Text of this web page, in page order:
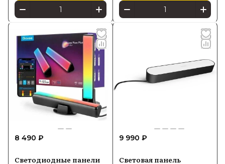
8 490 ₽
Светодиодные панели
9 990 ₽
Световая панель